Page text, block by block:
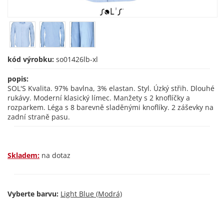
kód výrobku: so01426lb-xl
popis:
SOL'S Kvalita. 97% bavlna, 3% elastan. Styl. Úzký střih. Dlouhé
rukávy. Moderní klasický límec. Manžety s 2 knoflíčky a
rozparkem. Léga s 8 barevně sladěnými knoflíky. 2 záševky na
zadní straně pasu.
Skladem: na dotaz
Vyberte barvu: